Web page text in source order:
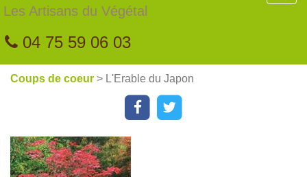
Les Artisans du Végétal
04 75 59 06 03
Coups de coeur > L'Erable du Japon